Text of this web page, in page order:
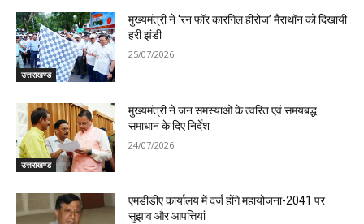
उत्तराखण्ड
मुख्यमंत्री ने ‘रन फॉर कारगिल हीरोज’ मैराथॉन को दिखायी
हरी झंडी
25/07/2026
उत्तराखण्ड
मुख्यमंत्री ने जन समस्याओं के त्वरित एवं समयबद्ध
समाधान के दिए निर्देश
24/07/2026
एमडीडीए कार्यालय में दर्ज होंगे महायोजना-2041 पर
सुझाव और आपत्तियां